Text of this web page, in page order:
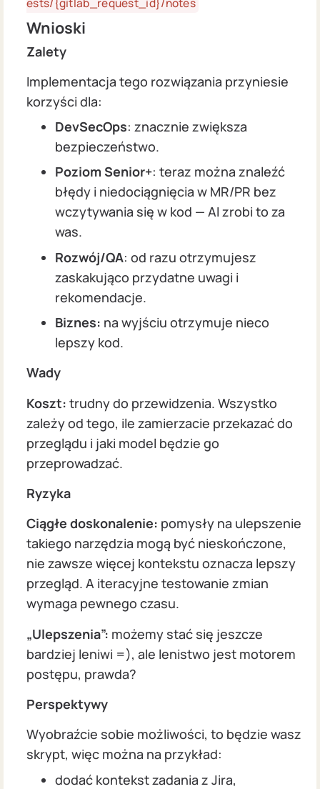
Wnioski
Zalety
Implementacja tego rozwiązania przyniesie
korzyści dla:
DevSecOps: znacznie zwiększa
bezpieczeństwo.
Poziom Senior+: teraz można znaleźć
błędy i niedociągnięcia w MR/PR bez
wczytywania się w kod — AI zrobi to za
was.
Rozwój/QA: od razu otrzymujesz
zaskakująco przydatne uwagi i
rekomendacje.
Biznes: na wyjściu otrzymuje nieco
lepszy kod.
Wady
Koszt: trudny do przewidzenia. Wszystko
zależy od tego, ile zamierzacie przekazać do
przeglądu i jaki model będzie go
przeprowadzać.
Ryzyka
Ciągłe doskonalenie: pomysły na ulepszenie
takiego narzędzia mogą być nieskończone,
nie zawsze więcej kontekstu oznacza lepszy
przegląd. A iteracyjne testowanie zmian
wymaga pewnego czasu.
„Ulepszenia”: możemy stać się jeszcze
bardziej leniwi =), ale lenistwo jest motorem
postępu, prawda?
Perspektywy
Wyobraźcie sobie możliwości, to będzie wasz
skrypt, więc można na przykład:
dodać kontekst zadania z Jira,